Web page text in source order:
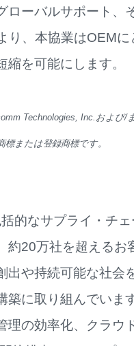
ローバルサポート、
り、本協業はOEM
を可能にします。
Technologies, Inc.および/
標または登録商標です。
的なサプライ・チ
約20万社を超えるお
や持続可能な社会
築に取り組んでいま
の効率化、クラウ